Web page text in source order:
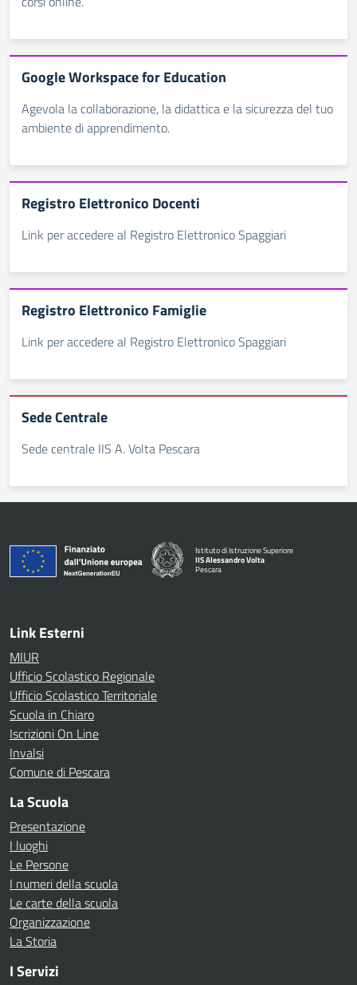
Google Workspace for Education
Agevola la collaborazione, la didattica e la sicurezza del tuo
ambiente di apprendimento.
Registro Elettronico Docenti
Link per accedere al Registro Elettronico Spaggiari
Registro Elettronico Famiglie
Link per accedere al Registro Elettronico Spaggiari
Sede Centrale
Sede centrale IIS A. Volta Pescara
Istituto di Istruzione Superiore
IIS Alessandro Volta
Pescara
Link Esterni
MIUR
Ufficio Scolastico Regionale
Ufficio Scolastico Territoriale
Scuola in Chiaro
Iscrizioni On Line
Invalsi
Comune di Pescara
La Scuola
Presentazione
I luoghi
Le Persone
I numeri della scuola
Le carte della scuola
Organizzazione
La Storia
I Servizi